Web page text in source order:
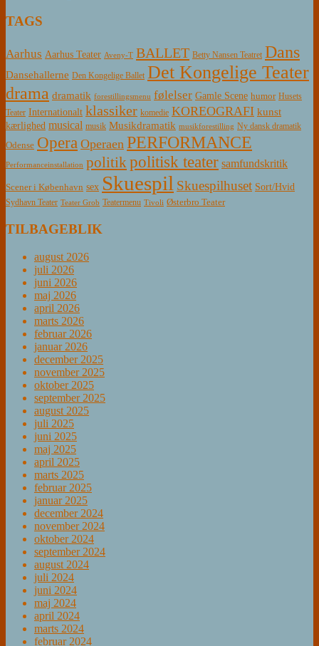
TAGS
Aarhus Aarhus Teater Aveny-T BALLET Betty Nansen Teatret Dans
Dansehallerne Den Kongelige Ballet Det Kongelige Teater
drama dramatik forestillingsmenu følelser Gamle Scene humor Husets
Teater Internationalt klassiker komedie KOREOGRAFI kunst
kærlighed musical musik Musikdramatik musikforestilling Ny dansk dramatik
Odense Opera Operaen PERFORMANCE
Performanceinstallation politikpolitisk teater samfundskritik
Scener i København sex Skuespil Skuespilhuset Sort/Hvid
Sydhavn Teater Teater Grob Teatermenu Tivoli Østerbro Teater
TILBAGEBLIK
august 2026
juli 2026
juni 2026
maj 2026
april 2026
marts 2026
februar 2026
januar 2026
december 2025
november 2025
oktober 2025
september 2025
august 2025
juli 2025
juni 2025
maj 2025
april 2025
marts 2025
februar 2025
januar 2025
december 2024
november 2024
oktober 2024
september 2024
august 2024
juli 2024
juni 2024
maj 2024
april 2024
marts 2024
februar 2024